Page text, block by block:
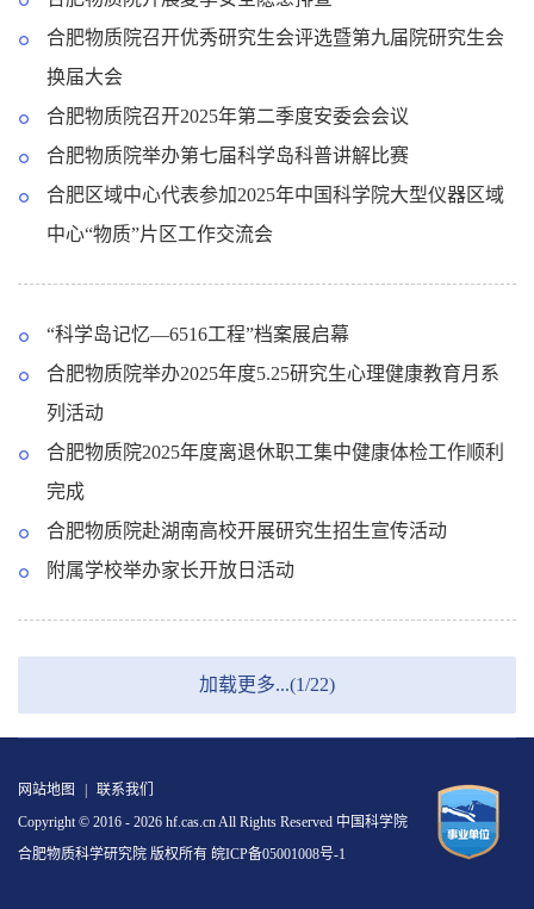
合肥物质院召开优秀研究生会评选暨第九届院研究生会
换届大会
合肥物质院召开2025年第二季度安委会会议
合肥物质院举办第七届科学岛科普讲解比赛
合肥区域中心代表参加2025年中国科学院大型仪器区域
中心“物质”片区工作交流会
“科学岛记忆—6516工程”档案展启幕
合肥物质院举办2025年度5.25研究生心理健康教育月系
列活动
合肥物质院2025年度离退休职工集中健康体检工作顺利
完成
合肥物质院赴湖南高校开展研究生招生宣传活动
附属学校举办家长开放日活动
加载更多...(1/22)
网站地图
联系我们
Copyright © 2016 - 2026 hf.cas.cn All Rights Reserved 中国科学院
合肥物质科学研究院 版权所有 皖ICP备05001008号-1